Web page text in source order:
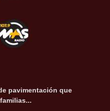
pavimentación que